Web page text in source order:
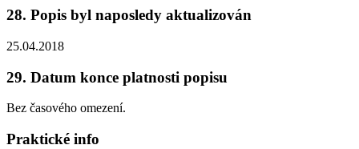
28. Popis byl naposledy aktualizován
25.04.2018
29. Datum konce platnosti popisu
Bez časového omezení.
Praktické info